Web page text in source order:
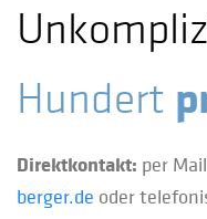
Hundert
Direktkontakt: per
berger.de oder